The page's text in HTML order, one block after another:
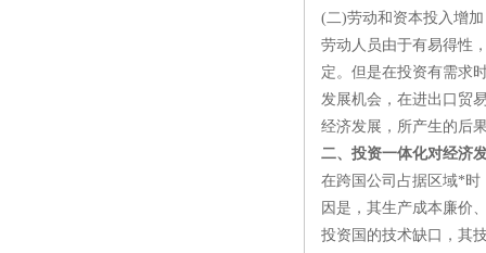
(二)劳动和资本投入增加
劳动人员由于有易得性
定。但是在投资有需求
发展机会，在进出口贸
经济发展，所产生的后
二、投资一体化对经济
在跨国公司占据区域*时
因是，其生产成本廉价
投资国的技术缺口，其